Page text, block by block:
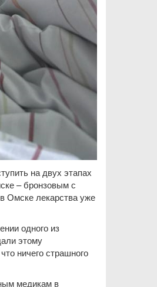
на двух этапах
– бронзовым с
Омске лекарства уже
одного из
этому
ничего страшного
медикам в